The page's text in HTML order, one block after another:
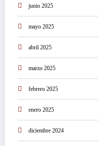
junio 2025
mayo 2025
abril 2025
marzo 2025
febrero 2025
enero 2025
diciembre 2024